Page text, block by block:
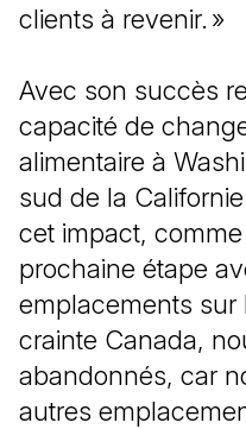
clients à revenir. »
Avec son succès
capacité de
alimentaire à
sud de la
cet impact,
prochaine étape
emplacements sur
crainte Canada,
abandonnés, car
autres